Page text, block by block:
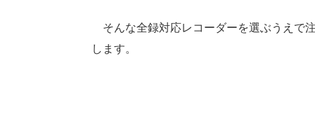
そんな全録対応レコーダーを選ぶうえで
します。